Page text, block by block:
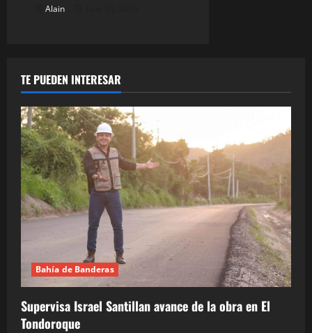
Alain
TE PUEDEN INTERESAR
Bahía de Banderas
Supervisa Israel Santillan avance de la obra en El
Tondoroque